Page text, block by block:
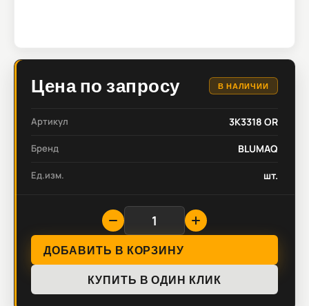
Цена по запросу В НАЛИЧИИ
Артикул 3K3318 OR
Бренд BLUMAQ
Ед.изм. шт.
ДОБАВИТЬ В КОРЗИНУ
КУПИТЬ В ОДИН КЛИК